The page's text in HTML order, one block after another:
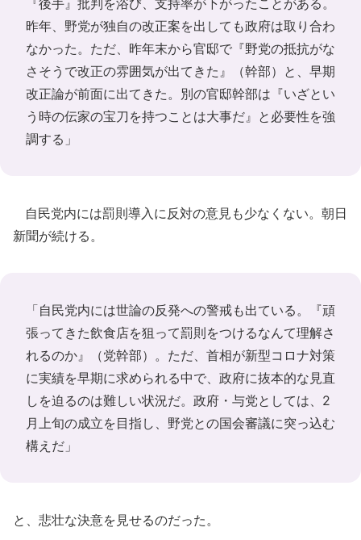
『後手』批判を浴び、支持率が下がったことがある。
昨年、野党が独自の改正案を出しても政府は取り合わ
なかった。ただ、昨年末から官邸で『野党の抵抗がな
さそうで改正の雰囲気が出てきた』（幹部）と、早期
改正論が前面に出てきた。別の官邸幹部は『いざとい
う時の伝家の宝刀を持つことは大事だ』と必要性を強
調する」
自民党内には罰則導入に反対の意見も少なくない。朝日
新聞が続ける。
「自民党内には世論の反発への警戒も出ている。『頑
張ってきた飲食店を狙って罰則をつけるなんて理解さ
れるのか』（党幹部）。ただ、首相が新型コロナ対策
に実績を早期に求められる中で、政府に抜本的な見直
しを迫るのは難しい状況だ。政府・与党としては、2
月上旬の成立を目指し、野党との国会審議に突っ込む
構えだ」
と、悲壮な決意を見せるのだった。